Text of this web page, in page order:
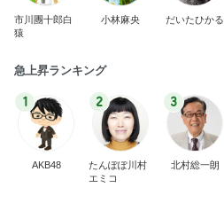
市川團十郎白
猿
小林麻央 だいたひかる
急上昇ランキング
1
AKB48
2
たんぽぽ川村
エミコ
3
北村総一朗